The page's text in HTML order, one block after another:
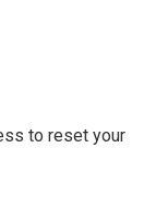
to reset your